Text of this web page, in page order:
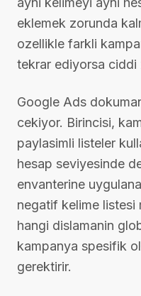
eklemek zorunda
ozellikle farkli
tekrar ediyorsa ciddi
Google Ads
cekiyor. Birincisi,
paylasimli listeler
hesap seviyesinde
envanterine
negatif kelime listesi
hangi dislamanin
kampanya spesifik
gerektirir.